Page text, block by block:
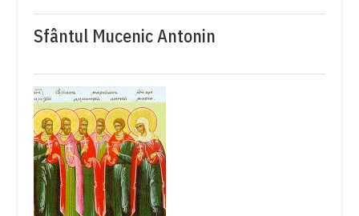
Sfântul Mucenic Antonin